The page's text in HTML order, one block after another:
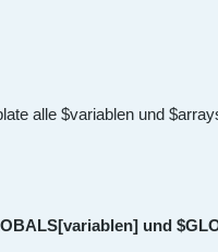
alle $variablen und
und